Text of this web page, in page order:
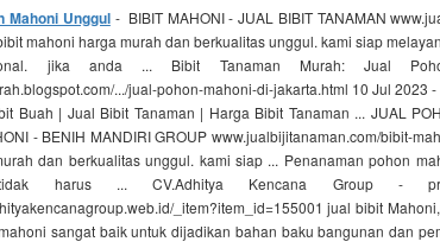
Mahoni Unggul- BIBIT MAHONI - JUAL BIBIT TANAMAN
mahoni harga murah dan berkualitas unggul. kami siap
jika anda ... Bibit Tanaman Murah: Jual
.../jual-pohon-mahoni-di-jakarta.html 10 Jul 2023
Buah | Jual Bibit Tanaman | Harga Bibit Tanaman ... JUAL
- BENIH MANDIRI GROUP www.jualbijitanaman.com/bibit-
dan berkualitas unggul. kami siap ... Penanaman pohon
tidak harus ... CV.Adhitya Kencana Group -
_item?item_id=155001 jual bibit
sangat baik untuk dijadikan bahan baku bangunan dan